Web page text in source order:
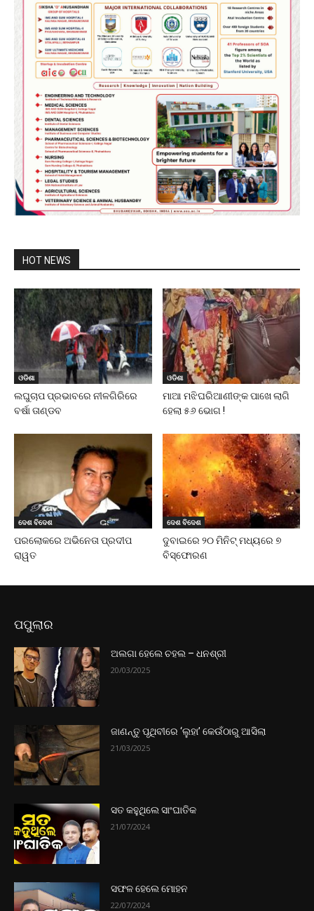
HOT NEWS
ଓଡିଶା
ଲଘୁଚାପ ପ୍ରଭାବରେ ନୀଳଗିରିରେ
ବର୍ଷା ତାଣ୍ଡବ
ଓଡିଶା
ମାଆ ମଝିଘରିଆଣୀଙ୍କ ପାଖେ ଲାଗି
ହେଲା ୫୬ ଭୋଗ !
ଦେଶ ବିଦେଶ
ପରଲୋକରେ ଅଭିନେତା ପ୍ରଦୀପ
ରାୱତ
ଦେଶ ବିଦେଶ
ଦୁବାଇରେ ୨୦ ମିନିଟ୍ ମଧ୍ୟରେ ୭
ବିସ୍ଫୋରଣ
ପପୁଲାର
ଅଲଗା ହେଲେ ଚହଲ – ଧନଶ୍ରୀ
20/03/2025
ଜାଣନ୍ତୁ ପୃଥିବୀରେ ‘ଲୁହା’ କେଉଁଠାରୁ ଆସିଲା
21/03/2025
ସତ କହୁଥିଲେ ସାଂଘାତିକ
21/07/2024
ସଫଳ ହେଲେ ମୋହନ
22/07/2024